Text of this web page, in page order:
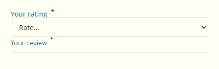
Your rating *
Your review *